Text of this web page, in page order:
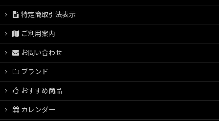
特定商取引法表示
ご利用案内
お問い合わせ
ブランド
おすすめ商品
カレンダー